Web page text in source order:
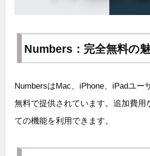
Numbers：完全無料の
NumbersはMac、iPhone、iPadユー
無料で提供されています。追加費用
ての機能を利用できます。